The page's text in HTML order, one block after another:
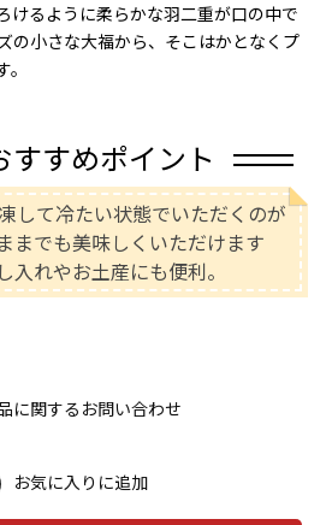
けるように柔らかな羽二重が口の中で
の小さな大福から、そこはかとなくプ
すすめポイント
して冷たい状態でいただくのが
までも美味しくいただけます
入れやお土産にも便利。
に関するお問い合わせ
お気に入りに追加